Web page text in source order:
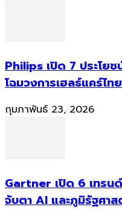
Philips เปิด 7 ประโย
โฉมวงการเฮลธ์แคร์ไ
กุมภาพันธ์ 23, 2026
Gartner เปิด 6 เทร
จับตา AI และภูมิรัฐศาส